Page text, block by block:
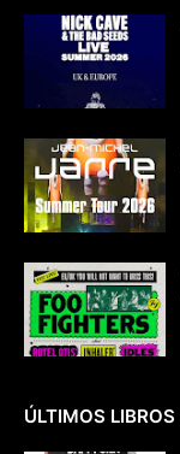
ÚLTIMOS LIBROS